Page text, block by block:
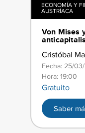
ECONOMÍA Y
AUSTRÍACA
​​Von Mises
Cristóbal
Fecha: 25/
Hora: 19:00
Gratuito
Saber